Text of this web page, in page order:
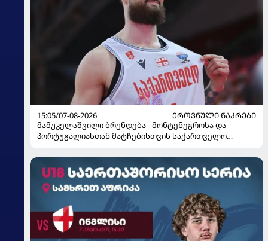
15:05/07-08-2026
ᲔᲠᲝᲕᲜᲣᲚᲘ ᲜᲐᲙᲠᲔᲑᲘ
მამუკელაშვილი ბრუნდება - მონტენეგროსა და
პორტუგალიასთან მატჩებისთვის საქართველო